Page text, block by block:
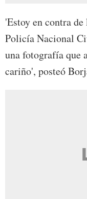
'Estoy en contra
Policía Nacional
una fotografía que
cariño', posteó